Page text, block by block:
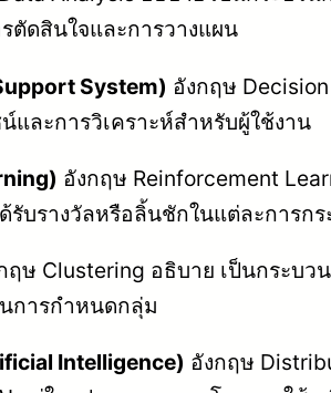
ดสินใจและการวางแผน
System) อังกฤษ
และการวิเคราะห์สำหรับผู้ใช้งาน
อังกฤษ Reinforcement
บรางวัลหรือลิ้นชักในแต่ละการก
ฤษ Clustering อธิบาย เป็นกระบ
การกำหนดกลุ่ม
Intelligence) อังกฤษ